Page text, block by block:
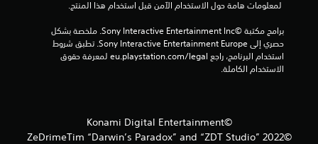
الاستخدام الكاملة.
©Konami Digital Entertainment
©2022 ZeDrimeTim “Darwin’s Paradox” and “ZDT Studio”